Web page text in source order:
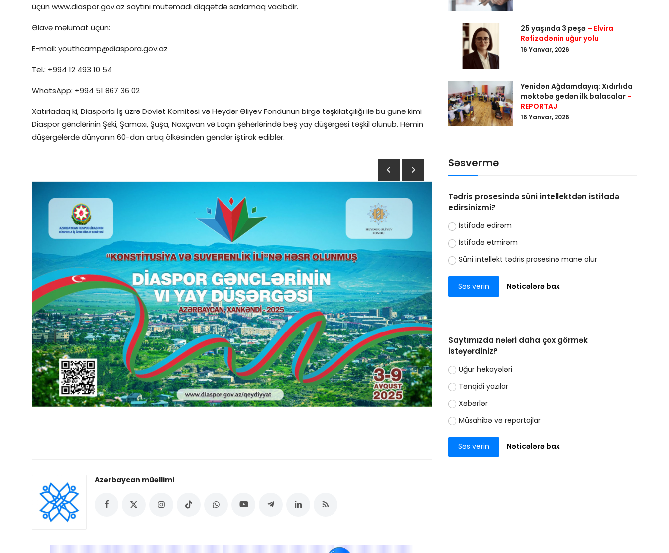
üçün www.diaspor.gov.az saytını mütəmadi diqqətdə saxlamaq vacibdir.
Əlavə məlumat üçün:
E-mail: youthcamp@diaspora.gov.az
Tel.: +994 12 493 10 54
WhatsApp: +994 51 867 36 02
Xatırladaq ki, Diasporla İş üzrə Dövlət Komitəsi və Heydər Əliyev Fondunun birgə təşkilatçılığı ilə bu günə kimi
Diaspor gənclərinin Şəki, Şamaxı, Şuşa, Naxçıvan və Laçın şəhərlərində beş yay düşərgəsi təşkil olunub. Həmin
düşərgələrdə dünyanın 60-dan artıq ölkəsindən gənclər iştirak ediblər.
Azərbaycan müəllimi
25 yaşında 3 peşə – Elvira
Rəfizadənin uğur yolu
16 Yanvar, 2026
Yenidən Ağdamdayıq: Xıdırlıda
məktəbə gedən ilk balacalar -
REPORTAJ
16 Yanvar, 2026
Səsvermə
Tədris prosesində süni intellektdən istifadə
edirsinizmi?
İstifadə edirəm
İstifadə etmirəm
Süni intellekt tədris prosesinə mane olur
Səs verin Nəticələrə bax
Saytımızda nələri daha çox görmək
istəyərdiniz?
Uğur hekayələri
Tənqidi yazılar
Xəbərlər
Müsahibə və reportajlar
Səs verin Nəticələrə bax